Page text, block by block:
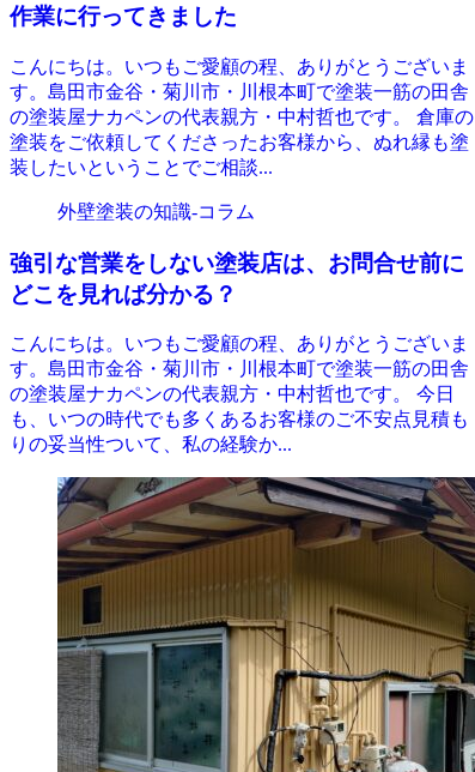
作業に行ってきました
こんにちは。いつもご愛顧の程、ありがとうございま
す。島田市金谷・菊川市・川根本町で塗装一筋の田舎
の塗装屋ナカペンの代表親方・中村哲也です。 倉庫の
塗装をご依頼してくださったお客様から、ぬれ縁も塗
装したいということでご相談...
外壁塗装の知識‐コラム
強引な営業をしない塗装店は、お問合せ前に
どこを見れば分かる？
こんにちは。いつもご愛顧の程、ありがとうございま
す。島田市金谷・菊川市・川根本町で塗装一筋の田舎
の塗装屋ナカペンの代表親方・中村哲也です。 今日
も、いつの時代でも多くあるお客様のご不安点見積も
りの妥当性ついて、私の経験か...